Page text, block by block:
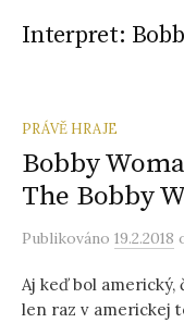
Interpret:
PRÁVĚ HRAJE
Bobby
The Bobby
Publikováno 19.2.2018
Aj keď bol americký,
len raz v americkej